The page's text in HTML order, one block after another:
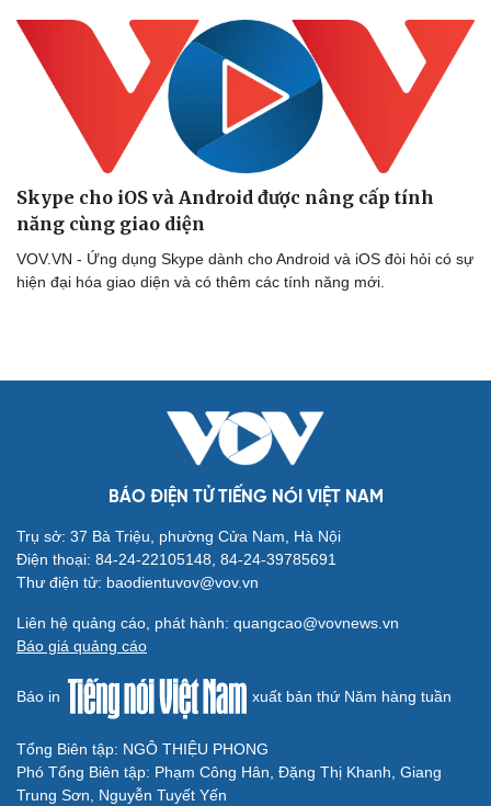
Cải chính
Skype cho iOS và Android được nâng cấp tính
năng cùng giao diện
VOV.VN - Ứng dụng Skype dành cho Android và iOS đòi hỏi có sự
hiện đại hóa giao diện và có thêm các tính năng mới.
BÁO ĐIỆN TỬ TIẾNG NÓI VIỆT NAM
Trụ sở: 37 Bà Triệu, phường Cửa Nam, Hà Nội
Điện thoại: 84-24-22105148, 84-24-39785691
Thư điện tử: baodientuvov@vov.vn
Liên hệ quảng cáo, phát hành: quangcao@vovnews.vn
Báo giá quảng cáo
Báo in xuất bản thứ Năm hàng tuần
Tổng Biên tập: NGÔ THIỆU PHONG
Phó Tổng Biên tập: Phạm Công Hân, Đặng Thị Khanh, Giang
Trung Sơn, Nguyễn Tuyết Yến